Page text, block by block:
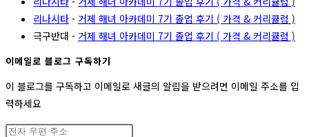
리나시타 - 거제 해녀 아카데미 7기 졸업 후기 ( 가격 & 커리큘럼 )
극구반대 - 거제 해녀 아카데미 7기 졸업 후기 ( 가격 & 커리큘럼 )
이메일로 블로그 구독하기
이 블로그를 구독하고 이메일로 새글의 알림을 받으려면 이메일 주소를 입
력하세요
전